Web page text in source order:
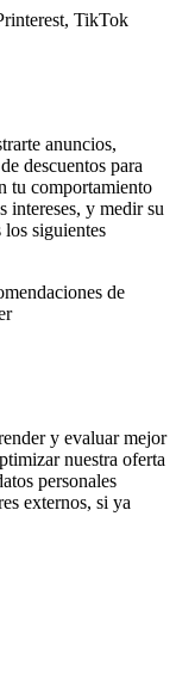
TikTok
anuncios,
descuentos para
tu comportamiento
intereses, y medir su
siguientes
de
y evaluar mejor
nuestra oferta
personales
externos, si ya